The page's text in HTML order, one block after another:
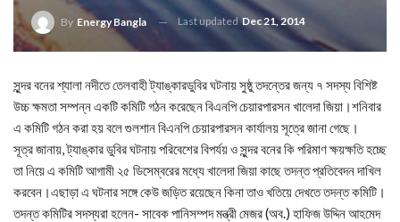
By Energy Bangla Last updatedDec 21, 2014
সুন্দর বনের শ্যালা নদীতে তেলবাহী ট্যাঙ্কারডুবির ঘটনায় সুষ্ঠু তদন্তের জন্য ৭ সদস্য বিশিষ্ট
উচ্চ ক্ষমতা সম্পন্ন একটি কমিটি গঠন করেছেন বিএনপি চেয়ারপারসন খালেদা জিয়া।শনিব‍ার
এ কমিটি গঠন করা হয় বলে গুলশান বিএনপি চেয়ারপারসন কার্যালয় সূত্রে জানা গেছে।
সূত্র জানায়, ট্যাঙ্কার ডুবির ঘটনায় পরিবেশের বিপর্যয় ও সুন্দর বনের কি পরিমাণ ক্ষয়ক্ষতি হচ্ছে
তা নিয়ে এ কমিটি আগামী ২৫ ডিসেম্বরের মধ্যে খালেদা জিয়া কাছে তদন্ত প্রতিবেদন দাখিল
করবেন।এছাড়া এ ঘটনার সঙ্গে কেউ জড়িত রয়েছেন কিনা তাও খতিয়ে দেখতে তদন্ত কমিটি।
তদন্ত কমিটির সদস্যরা হলেন- সাবেক পানিসম্পদ মন্ত্রী মেজর (অব.) হাফিজ উদ্দিন আহমেদ